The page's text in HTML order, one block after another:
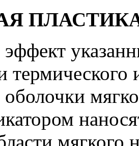
термического
оболочки
мягкого